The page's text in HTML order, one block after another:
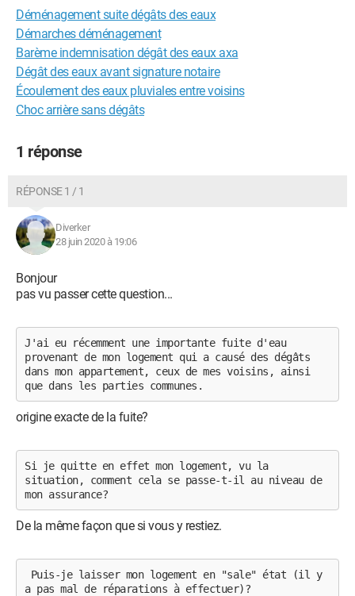
Déménagement suite dégâts des eaux
Démarches déménagement
Barème indemnisation dégât des eaux axa
Dégât des eaux avant signature notaire
Écoulement des eaux pluviales entre voisins
Choc arrière sans dégâts
1 réponse
RÉPONSE 1 / 1
Diverker
28 juin 2020 à 19:06
Bonjour
pas vu passer cette question...
J'ai eu récemment une importante fuite d'eau
provenant de mon logement qui a causé des dégâts
dans mon appartement, ceux de mes voisins, ainsi
que dans les parties communes.
origine exacte de la fuite?
Si je quitte en effet mon logement, vu la
situation, comment cela se passe-t-il au niveau de
mon assurance?
De la même façon que si vous y restiez.
a pas mal de réparations à effectuer)?